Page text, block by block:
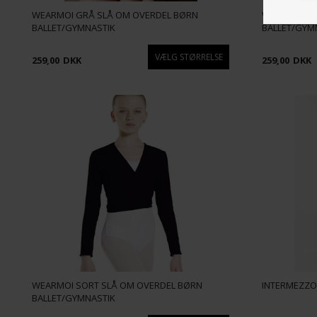
WEARMOI GRÅ SLÅ OM OVERDEL BØRN
BALLET/GYMNASTIK
259,00 DKK
WEARMOI
BALLET/
259,00 DKK
WEARMOI SORT SLÅ OM OVERDEL BØRN
BALLET/GYMNASTIK